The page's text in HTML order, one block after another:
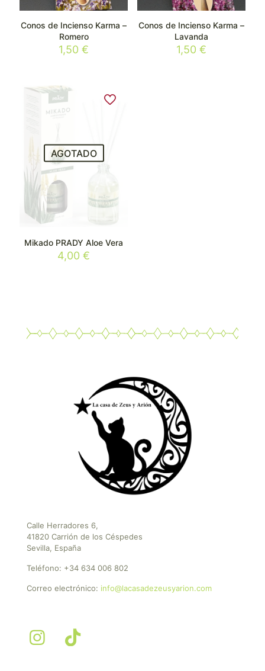
Conos de Incienso Karma –
Romero
1,50€
Conos de Incienso Karma –
Lavanda
1,50 €
AGOTADO
Mikado PRADY Aloe Vera
4,00€
Calle Herradores 6,
41820 Carrión de los Céspedes
Sevilla, España
Teléfono: +34 634 006 802
Correo electrónico: info@lacasadezeusyarion.com